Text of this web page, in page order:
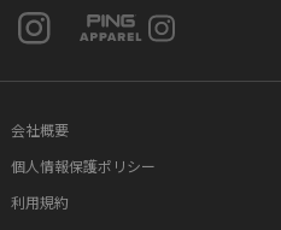
会社概要
個人情報保護ポリシー
利用規約